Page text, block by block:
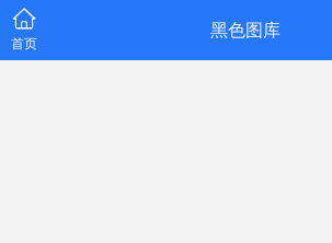
首页
黑色图库